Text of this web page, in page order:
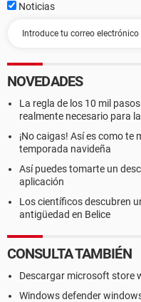
Noticias
NOVEDADES
La regla de los 10 mil
realmente necesario para
¡No caigas! Así es como
temporada navideña
Así puedes tomarte un
aplicación
Los científicos descubren
antigüedad en Belice
CONSULTA TAMBIÉN
Descargar microsoft store
Windows defender